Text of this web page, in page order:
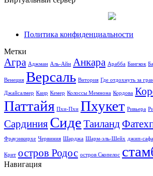
Политика конфиденциальности
Метки
Агра Аджман Аль-Айн Анкара Арабба Бангкок
Венеция Версаль Витория Где отдохнуть за
Джайсалмер Каир Кемер Колоссы Мемнона Кордова
Паттайя Пхи-Пхи Пхукет Ривьера
Сардиния Сиде Таиланд
Фрауэнкирхе Червиния Шарджа Шарм-эль-Шейх джип-
Крит остров Родос остров Скопелос
Навигация